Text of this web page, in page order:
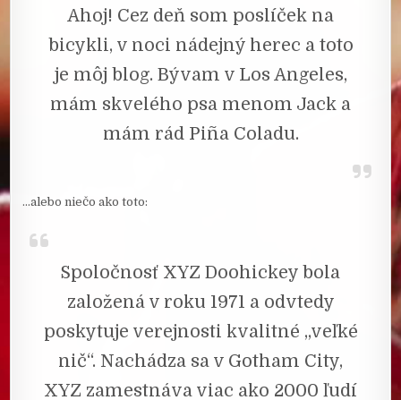
Ahoj! Cez deň som poslíček na
bicykli, v noci nádejný herec a toto
je môj blog. Bývam v Los Angeles,
mám skvelého psa menom Jack a
mám rád Piña Coladu.
…alebo niečo ako toto:
Spoločnosť XYZ Doohickey bola
založená v roku 1971 a odvtedy
poskytuje verejnosti kvalitné „veľké
nič“. Nachádza sa v Gotham City,
XYZ zamestnáva viac ako 2000 ľudí